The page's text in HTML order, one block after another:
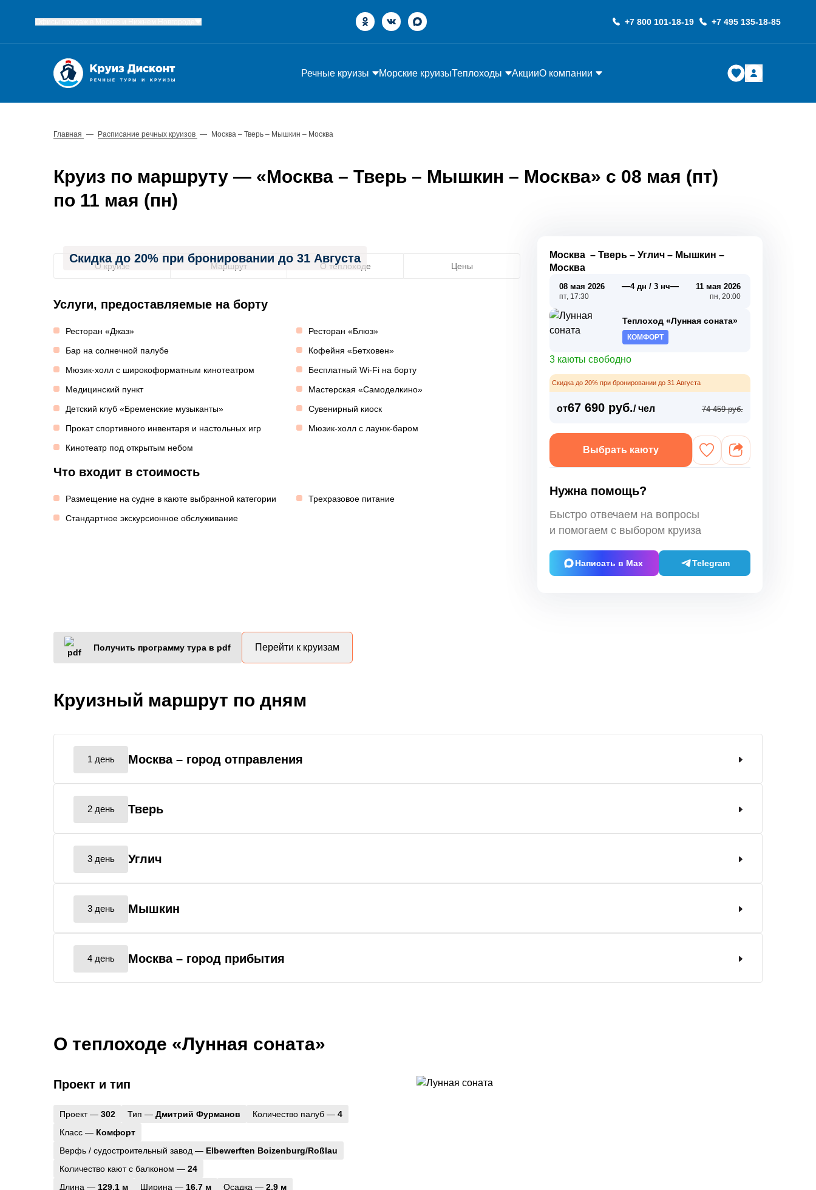
+7 800 101-18-19 +7 495 135-18-85
Речные круизы Морские круизыТеплоходы АкцииО компании
Главная — Расписание речных круизов — Москва – Тверь – Мышкин – Москва
Круиз по маршруту — «Москва – Тверь – Мышкин – Москва» с 08 мая (пт)
по 11 мая (пн)
Скидка до 20% при бронировании до 31 Августа
О круизе Маршрут О теплоходе Цены
Услуги, предоставляемые на борту
Ресторан «Джаз»
Ресторан «Блюз»
Бар на солнечной палубе
Кофейня «Бетховен»
Мюзик-холл с широкоформатным кинотеатром
Бесплатный Wi-Fi на борту
Медицинский пункт
Мастерская «Самоделкино»
Детский клуб «Бременские музыканты»
Сувенирный киоск
Прокат спортивного инвентаря и настольных игр
Мюзик-холл с лаунж-баром
Кинотеатр под открытым небом
Что входит в стоимость
Размещение на судне в каюте выбранной категории
Трехразовое питание
Стандартное экскурсионное обслуживание
Москва –Тверь –Углич – Мышкин –
Москва
08 мая 2026
пт, 17:30
—4 дн / 3 нч— 11 мая 2026
пн, 20:00
Теплоход «Лунная соната»
КОМФОРТ
3 каюты свободно
Скидка до 20% при бронировании до 31 Августа
от67 690 руб./ чел 74 459 руб.
Выбрать каюту
Нужна помощь?
Быстро отвечаем на вопросы
и помогаем с выбором круиза
Написать в Max Telegram
Получить программу тура в pdf Перейти к круизам
Круизный маршрут по дням
1 день Москва – город отправления
2 день Тверь
3 день Углич
3 день Мышкин
4 день Москва – город прибытия
О теплоходе «Лунная соната»
Проект и тип
Проект — 302 Тип — Дмитрий Фурманов Количество палуб — 4
Класс — Комфорт
Верфь / судостроительный завод — Elbewerften Boizenburg/Roßlau
Количество кают с балконом — 24
Длина — 129.1 м Ширина — 16.7 м Осадка — 2.9 м